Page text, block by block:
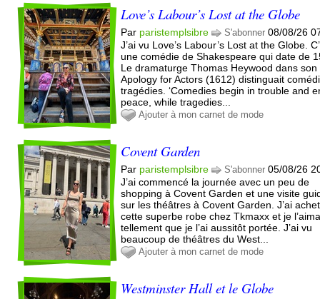
Love’s Labour’s Lost at the Globe
Par paristemplsibre S'abonner 08/08/26
J’ai vu Love’s Labour’s Lost at the Globe.
une comédie de Shakespeare qui date de
Le dramaturge Thomas Heywood dans son
Apology for Actors (1612) distinguait
tragédies. ‘Comedies begin in trouble and
peace, while tragedies...
Ajouter à mon carnet de mode
Covent Garden
Par paristemplsibre S'abonner 05/08/26
J’ai commencé la journée avec un peu de
shopping à Covent Garden et une visite
sur les théâtres à Covent Garden. J’ai
cette superbe robe chez Tkmaxx et je
tellement que je l’ai aussitôt portée. J’ai vu
beaucoup de théâtres du West...
Ajouter à mon carnet de mode
Westminster Hall et le Globe